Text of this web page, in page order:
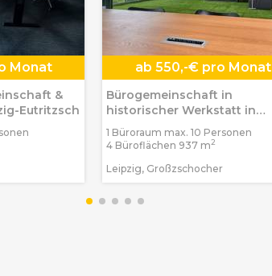
Monat
&
Eutritzsch
ab 550,-€ pro Monat
Bürogemeinschaft in
historischer Werkstatt in
Leipzig-Großzschocher
1 Büroraum max. 10 Personen
4 Büroflächen 937 m2
Leipzig, Großzschocher